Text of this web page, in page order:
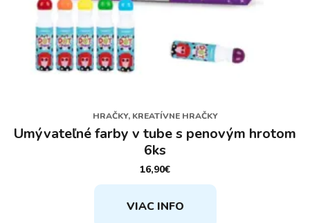
HRAČKY, KREATÍVNE HRAČKY
Umývateľné farby v tube s penovým hrotom
6ks
16,90€
VIAC INFO